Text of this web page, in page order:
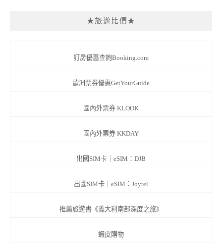
★旅遊比價★
訂房優惠查詢Booking.com
歐洲票券優惠GetYourGuide
國內外票券 KLOOK
國內外票券 KKDAY
出國SIM卡｜eSIM：DJB
出國SIM卡｜eSIM：Joytel
推薦旅遊書《義大利南部深度之旅》
蝦皮購物